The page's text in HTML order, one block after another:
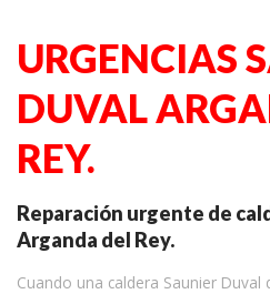
URGENCIAS
DUVAL
REY.
Reparación urgente de
Arganda del Rey.
Cuando una caldera Saunier